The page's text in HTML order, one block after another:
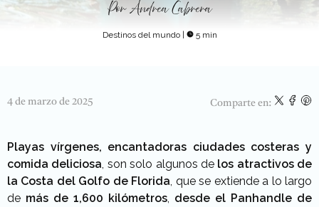
Por Andrea Cabrera
Destinos del mundo | 5 min
4 de marzo de 2025 Comparte en:
Playas vírgenes, encantadoras ciudades costeras y
comida deliciosa , son solo algunos delos atractivos de
la Costa del Golfo de Florida , que se extiende a lo largo
de más de 1,600 kilómetros desde el Panhandle de